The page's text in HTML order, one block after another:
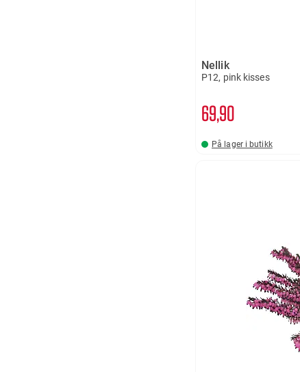
Nellik
P12, pink kisses
6990
På lager i butikk